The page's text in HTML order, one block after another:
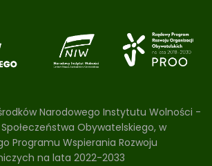
Narodowego Instytutu Wolności -
Obywatelskiego, w
Programu Wspierania Rozwoju
na lata 2022-2033